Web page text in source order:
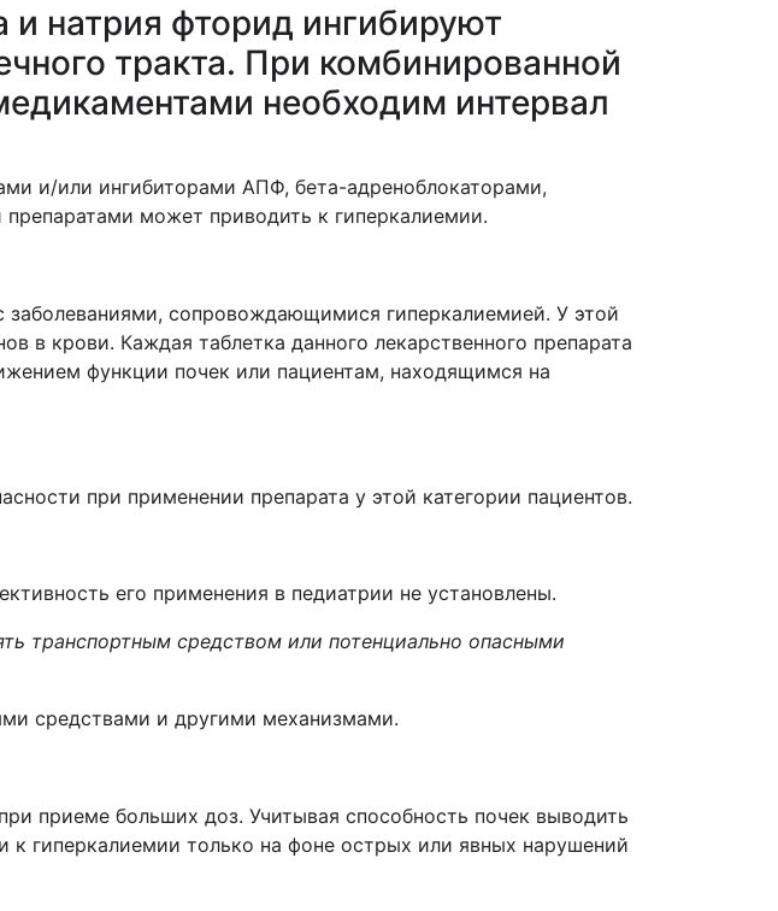
натрия фторид ингибируют
тракта. При комбинированной
необходим интервал
и/или ингибиторами АПФ, бета-адреноблокаторами,
может приводить к гиперкалиемии.
сопровождающимися гиперкалиемией. У этой
в крови. Каждая таблетка данного лекарственного препарата
функции почек или пациентам, находящимся на
при применении препарата у этой категории пациентов.
его применения в педиатрии не установлены.
транспортным средством или потенциально опасными
средствами и другими механизмами.
приеме больших доз. Учитывая способность почек выводить
гиперкалиемии только на фоне острых или явных нарушений